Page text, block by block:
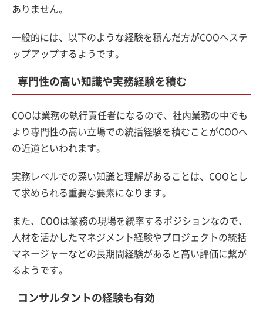
ありません。
一般的には、以下のような経験を積んだ方がCOOへステ
ップアップするようです。
専門性の高い知識や実務経験を積む
COOは業務の執行責任者になるので、社内業務の中でも
より専門性の高い立場での統括経験を積むことがCOOへ
の近道といわれます。
実務レベルでの深い知識と理解があることは、COOとし
て求められる重要な要素になります。
また、COOは業務の現場を統率するポジションなので、
人材を活かしたマネジメント経験やプロジェクトの統括
マネージャーなどの長期間経験があると高い評価に繋が
るようです。
コンサルタントの経験も有効